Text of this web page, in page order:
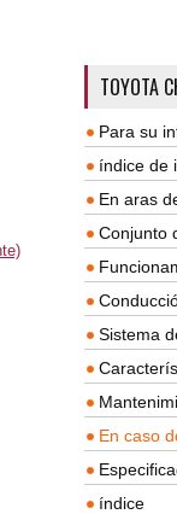
TOYOTA
Para su
índice de
En aras
Conjunto
Sistema
En caso
índice